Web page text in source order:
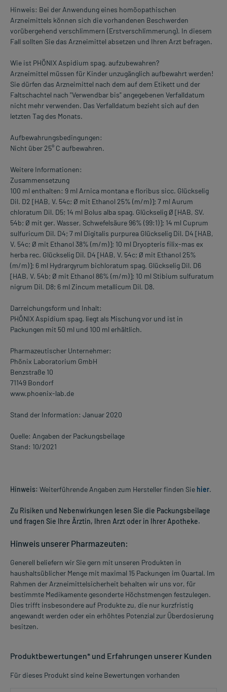
Hinweis: Bei der Anwendung eines homöopathischen
Arzneimittels können sich die vorhandenen Beschwerden
vorübergehend verschlimmern (Erstverschlimmerung). In diesem
Fall sollten Sie das Arzneimittel absetzen und Ihren Arzt befragen.
Wie ist PHÖNIX Aspidium spag. aufzubewahren?
Arzneimittel müssen für Kinder unzugänglich aufbewahrt werden!
Sie dürfen das Arzneimittel nach dem auf dem Etikett und der
Faltschachtel nach "Verwendbar bis" angegebenen Verfalldatum
nicht mehr verwenden. Das Verfalldatum bezieht sich auf den
letzten Tag des Monats.
Aufbewahrungsbedingungen:
Nicht über 25° C aufbewahren.
Weitere Informationen:
Zusammensetzung
100 ml enthalten: 9 ml Arnica montana e floribus sicc. Glückselig
Dil. D2 [HAB, V. 54c; Ø mit Ethanol 25% (m/m)]; 7 ml Aurum
chloratum Dil. D5; 14 ml Bolus alba spag. Glückselig Ø [HAB, SV.
54b; Ø mit ger. Wasser, Schwefelsäure 96% (99:1)]; 14 ml Cuprum
sulfuricum Dil. D4; 7 ml Digitalis purpurea Glückselig Dil. D4 [HAB,
V. 54c; Ø mit Ethanol 38% (m/m)]; 10 ml Dryopteris filix-mas ex
herba rec. Glückselig Dil. D4 [HAB, V. 54c; Ø mit Ethanol 25%
(m/m)]; 6 ml Hydrargyrum bichloratum spag. Glückselig Dil. D6
[HAB, V. 54b; Ø mit Ethanol 86% (m/m)]; 10 ml Stibium sulfuratum
nigrum Dil. D8; 6 ml Zincum metallicum Dil. D8.
Darreichungsform und Inhalt:
PHÖNIX Aspidium spag. liegt als Mischung vor und ist in
Packungen mit 50 ml und 100 ml erhältlich.
Pharmazeutischer Unternehmer:
Phönix Laboratorium GmbH
Benzstraße 10
71149 Bondorf
www.phoenix-lab.de
Stand der Information: Januar 2020
Quelle: Angaben der Packungsbeilage
Stand: 10/2021
Hinweis: Weiterführende Angaben zum Hersteller finden Sie hier.
Zu Risiken und Nebenwirkungen lesen Sie die Packungsbeilage
und fragen Sie Ihre Ärztin, Ihren Arzt oder in Ihrer Apotheke.
Hinweis unserer Pharmazeuten:
Generell beliefern wir Sie gern mit unseren Produkten in
haushaltsüblicher Menge mit maximal 15 Packungen im Quartal. Im
Rahmen der Arzneimittelsicherheit behalten wir uns vor, für
bestimmte Medikamente gesonderte Höchstmengen festzulegen.
Dies trifft insbesondere auf Produkte zu, die nur kurzfristig
angewandt werden oder ein erhöhtes Potenzial zur Überdosierung
besitzen.
Produktbewertungen* und Erfahrungen unserer Kunden
Für dieses Produkt sind keine Bewertungen vorhanden